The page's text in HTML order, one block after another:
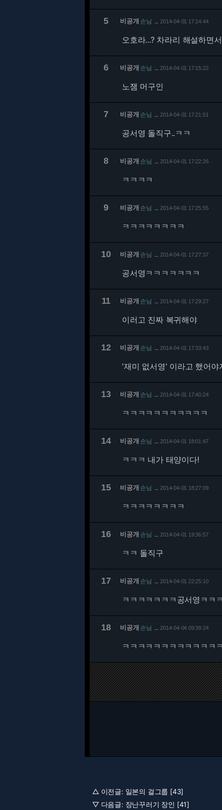
5 비공개 손님 2014-04-01 17:14:44
오호라...? 차라리 해설하면
6 비공개 손님 2014-04-01 17:15:22
노잼 머구인
7 비공개 손님 2014-04-01 17:21:51
공서영 돌직구..ㅋㅋ
8 비공개 손님 2014-04-01 17:22:26
ㅋㅋㅋㅋ
9 비공개 손님 2014-04-01 17:25:55
ㅋㅋㅋㅋㅋㅋㅋㅋ
10 비공개 손님 2014-04-01 17:27:37
공서영ㅋㅋㅋㅋㅋㅋㅋ
11 비공개 손님 2014-04-01 17:29:27
이러고 진짜 복귀해야
12 비공개 손님 2014-04-01 17:33:43
'재미 없서영' 이라고 했어야
13 비공개 손님 2014-04-01 17:40:24
ㅋㅋㅋㅋㅋㅋㅋㅋㅋㅋㅋ
14 비공개 손님 2014-04-01 18:01:47
ㅋㅋㅋ 내가 태양이다!
15 비공개 손님 2014-04-01 18:27:09
ㅋㅋㅋㅋㅋㅋㅋㅋ
16 비공개 손님 2014-04-01 19:36:57
ㅋㅋ 돌직구
17 비공개 손님 2014-04-01 22:25:10
ㅋㅋㅋㅋㅋㅋㅋ공서영ㅋㅋ
18 비공개 손님 2014-04-04 09:39:24
ㅋㅋㅋㅋㅋㅋㅋㅋㅋㅋㅋㅋ
△ 이전글: 일본의 걸그룹 [43]
▽ 다음글: 장난꾸러기 장인 [41]